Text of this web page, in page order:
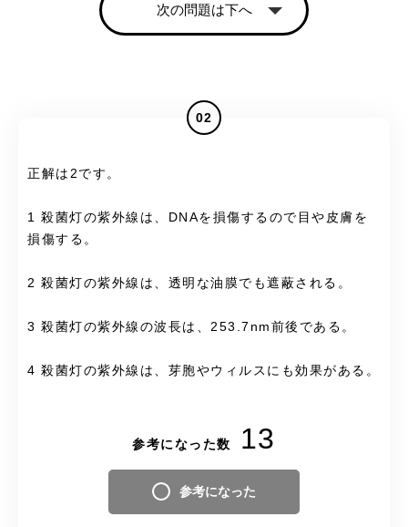
次の問題は下へ
02
正解は2です。
1 殺菌灯の紫外線は、DNAを損傷するので目や皮膚を
損傷する。
2 殺菌灯の紫外線は、透明な油膜でも遮蔽される。
3 殺菌灯の紫外線の波長は、253.7nm前後である。
4 殺菌灯の紫外線は、芽胞やウィルスにも効果がある。
参考になった数 13
参考になった